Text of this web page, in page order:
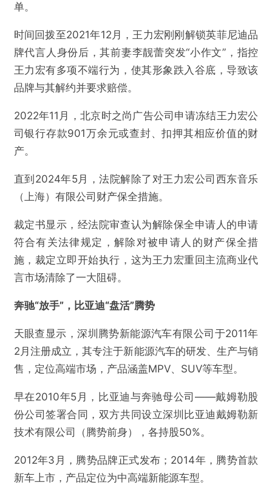
单。
时间回拨至2021年12月，王力宏刚刚解锁英菲尼迪品
牌代言人身份后，其前妻李靓蕾突发“小作文”，指控
王力宏有多项不端行为，使其形象跌入谷底，导致该
品牌与其解约并要求赔偿。
2022年11月，北京时之尚广告公司申请冻结王力宏公
司银行存款901万余元或查封、扣押其相应价值的财
产。
直到2024年5月，法院解除了对王力宏公司西东音乐
（上海）有限公司财产保全措施。
裁定书显示，经法院审查认为解除保全申请人的申请
符合有关法律规定，解除对被申请人的财产保全措
施，裁定立即开始执行，这为王力宏重回主流商业代
言市场清除了一大阻碍。
奔驰“放手”，比亚迪“盘活”腾势
天眼查显示，深圳腾势新能源汽车有限公司于2011年
2月注册成立，其专注于新能源汽车的研发、生产与销
售，定位高端市场，产品涵盖MPV、SUV等车型。
早在2010年5月，比亚迪与奔驰母公司——戴姆勒股
份公司签署合同，双方共同设立深圳比亚迪戴姆勒新
技术有限公司（腾势前身），各持股50%。
2012年3月，腾势品牌正式发布；2014年，腾势首款
新车上市，产品定位为中高端新能源车型。